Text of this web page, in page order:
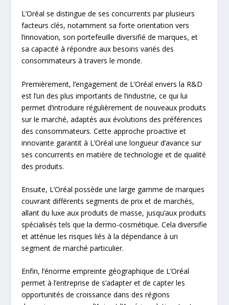
L’Oréal se distingue de ses concurrents par plusieurs
facteurs clés, notamment sa forte orientation vers
l’innovation, son portefeuille diversifié de marques, et
sa capacité à répondre aux besoins variés des
consommateurs à travers le monde.
Premièrement, l’engagement de L’Oréal envers la R&D
est l’un des plus importants de l’industrie, ce qui lui
permet d’introduire régulièrement de nouveaux produits
sur le marché, adaptés aux évolutions des préférences
des consommateurs. Cette approche proactive et
innovante garantit à L’Oréal une longueur d’avance sur
ses concurrents en matière de technologie et de qualité
des produits.
Ensuite, L’Oréal possède une large gamme de marques
couvrant différents segments de prix et de marchés,
allant du luxe aux produits de masse, jusqu’aux produits
spécialisés tels que la dermo-cosmétique. Cela diversifie
et atténue les risques liés à la dépendance à un
segment de marché particulier.
Enfin, l’énorme empreinte géographique de L’Oréal
permet à l’entreprise de s’adapter et de capter les
opportunités de croissance dans des régions